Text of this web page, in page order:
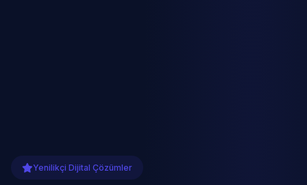
Yenilikçi Dijital Çözümler